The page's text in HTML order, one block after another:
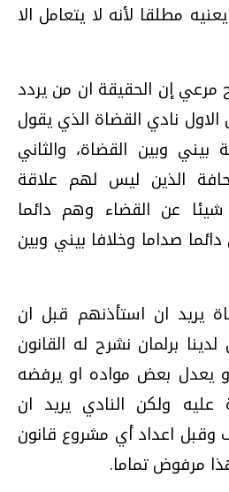
مطلقا لأنه لا يتعامل الا
مرعي إن الحقيقة ان من يردد
نادي القضاة الذي يقول
وبين القضاة، والثاني
الذين ليس لهم علاقة
شيئا عن القضاء وهم دائما
صداما وخلافا بيني وبين
يريد ان استأذنهم قبل ان
برلمان نشرح له القانون
يعدل بعض مواده او يرفضه
ولكن النادي يريد ان
اعداد أي مشروع قانون
مرفوض تماما.